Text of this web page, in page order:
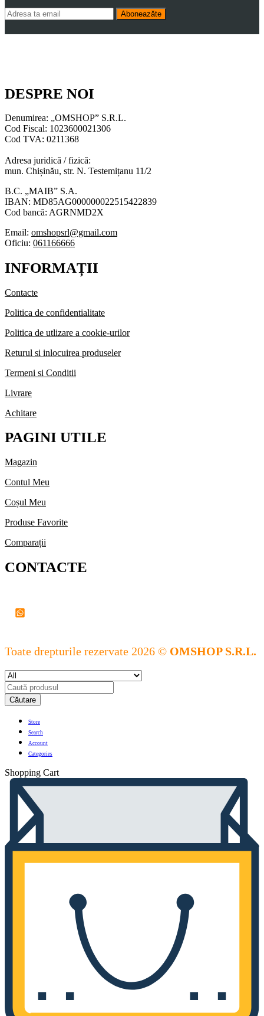
Aboneazăte
DESPRE NOI
Denumirea: „OMSHOP” S.R.L.
Cod Fiscal: 1023600021306
Cod TVA: 0211368
Adresa juridică / fizică:
mun. Chișinău, str. N. Testemițanu 11/2
B.C. „MAIB” S.A.
IBAN: MD85AG000000022515422839
Cod bancă: AGRNMD2X
Email: omshopsrl@gmail.com
Oficiu: 061166666
INFORMAȚII
Contacte
Politica de confidentialitate
Politica de utlizare a cookie-urilor
Returul si inlocuirea produseler
Termeni si Conditii
Livrare
Achitare
PAGINI UTILE
Magazin
Contul Meu
Coșul Meu
Produse Favorite
Comparații
CONTACTE
Toate drepturile rezervate 2026 © OMSHOP S.R.L.
Căutare
Store
Search
Account
Categories
Shopping Cart